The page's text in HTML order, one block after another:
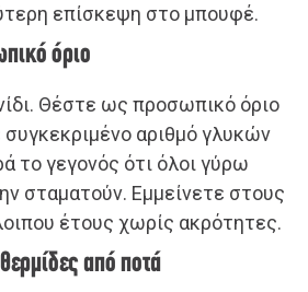
επίσκεψη στο μπουφέ.
όριο
Θέστε ως προσωπικό όριο
αριθμό γλυκών
το γεγονός ότι όλοι γύρω
σταματούν. Εμμείνετε στους
έτους χωρίς ακρότητες.
από ποτά